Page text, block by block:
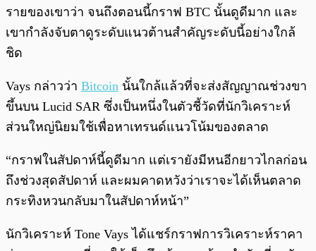
รายของเขาว่า จนถึงตอนนี้กราฟ BTC นั้นดูดีมาก และ
เขากำลังจับตาดูระดับแนวต้านสำคัญระดับนี้อย่างใกล้
ชิด
Vays กล่าวว่า Bitcoin นั้นใกล้แล้วที่จะส่งสัญญาณช่วงขา
ขึ้นบน Lucid SAR ซึ่งเป็นหนึ่งในตัวชี้วัดที่นักวิเคราะห์
ส่วนใหญ่นิยมใช้เพื่อหาเทรนด์แนวโน้มของตลาด
“กราฟในสัปดาห์นี้ดูดีมาก แต่เรายังมีหนอีกยาวไกลก่อน
ถึงช่วงสุดสัปดาห์ และผมคาดหวังว่าเราจะได้เห็นตลาด
กระทิงหวนกลับมาในสัปดาห์หน้า”
นักวิเคราะห์ Tone Vays ได้แชร์กราฟการวิเคราะห์ราคา